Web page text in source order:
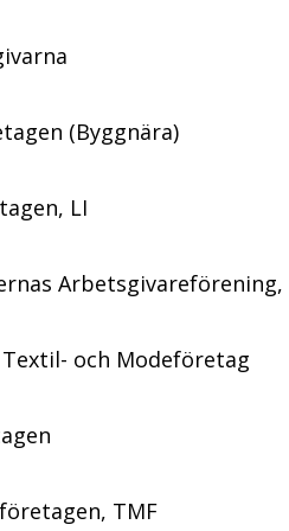
(Byggnära)
LI
Arbetsgivareförening,
Textil- och Modeföretag
TMF